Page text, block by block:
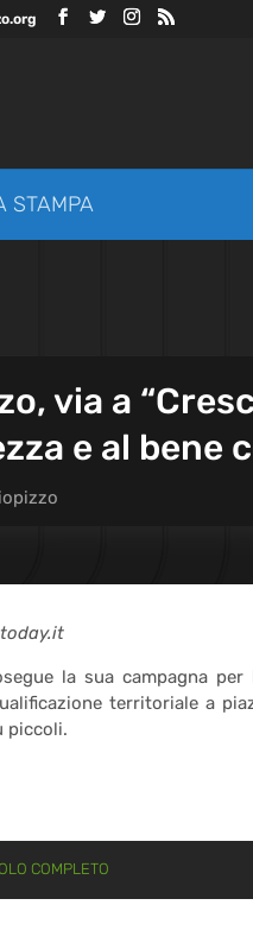
STAMPA
via a
e al bene
la sua campagna
territoriale a
piccoli.
COMPLETO